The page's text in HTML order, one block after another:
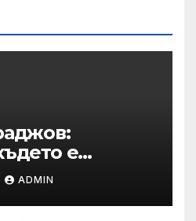
е
грешка
трябва да
за вторичен
ADMIN